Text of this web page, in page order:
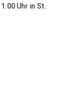
Uhr in St.